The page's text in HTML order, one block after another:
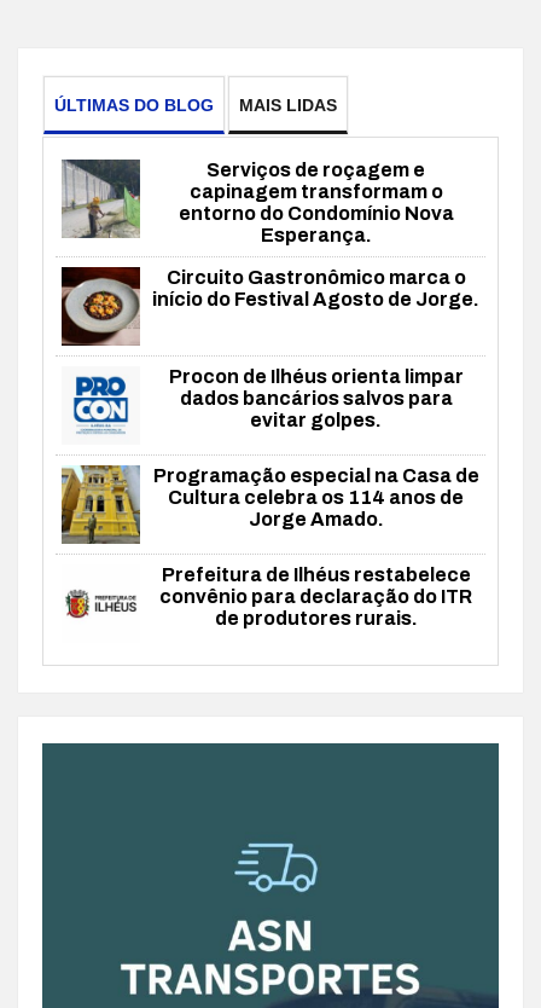
ÚLTIMAS DO BLOG MAIS LIDAS
Serviços de roçagem e
capinagem transformam o
entorno do Condomínio Nova
Esperança.
Circuito Gastronômico marca o
início do Festival Agosto de Jorge.
Procon de Ilhéus orienta limpar
dados bancários salvos para
evitar golpes.
Programação especial na Casa de
Cultura celebra os 114 anos de
Jorge Amado.
Prefeitura de Ilhéus restabelece
convênio para declaração do ITR
de produtores rurais.